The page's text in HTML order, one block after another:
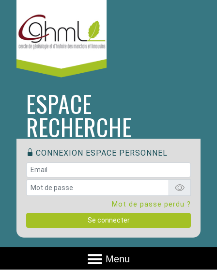
ESPACE
RECHERCHE
CONNEXION ESPACE PERSONNEL
Mot de passe perdu ?
Se connecter
Menu